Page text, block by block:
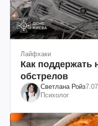
Лайфхаки
Как поддержать
обстрелов
Светлана Ройз
Психолог